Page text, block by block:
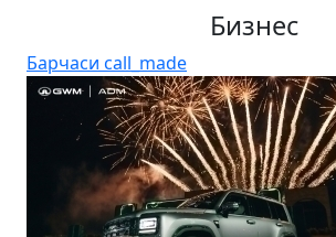
Бизнес
Барчаси call_made